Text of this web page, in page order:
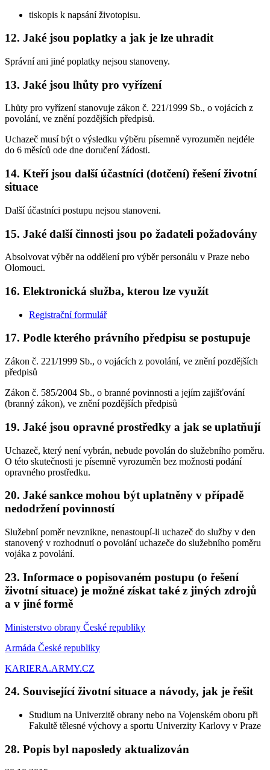
tiskopis k napsání životopisu.
12. Jaké jsou poplatky a jak je lze uhradit
Správní ani jiné poplatky nejsou stanoveny.
13. Jaké jsou lhůty pro vyřízení
Lhůty pro vyřízení stanovuje zákon č. 221/1999 Sb., o vojácích z
povolání, ve znění pozdějších předpisů.
Uchazeč musí být o výsledku výběru písemně vyrozuměn nejdéle
do 6 měsíců ode dne doručení žádosti.
14. Kteří jsou další účastníci (dotčení) řešení životní
situace
Další účastníci postupu nejsou stanoveni.
15. Jaké další činnosti jsou po žadateli požadovány
Absolvovat výběr na oddělení pro výběr personálu v Praze nebo
Olomouci.
16. Elektronická služba, kterou lze využít
Registrační formulář
17. Podle kterého právního předpisu se postupuje
Zákon č. 221/1999 Sb., o vojácích z povolání, ve znění pozdějších
předpisů
Zákon č. 585/2004 Sb., o branné povinnosti a jejím zajišťování
(branný zákon), ve znění pozdějších předpisů
19. Jaké jsou opravné prostředky a jak se uplatňují
Uchazeč, který není vybrán, nebude povolán do služebního poměru.
O této skutečnosti je písemně vyrozuměn bez možnosti podání
opravného prostředku.
20. Jaké sankce mohou být uplatněny v případě
nedodržení povinností
Služební poměr nevznikne, nenastoupí-li uchazeč do služby v den
stanovený v rozhodnutí o povolání uchazeče do služebního poměru
vojáka z povolání.
23. Informace o popisovaném postupu (o řešení
životní situace) je možné získat také z jiných zdrojů
a v jiné formě
Ministerstvo obrany České republiky
Armáda České republiky
KARIERA.ARMY.CZ
24. Související životní situace a návody, jak je řešit
Studium na Univerzitě obrany nebo na Vojenském oboru při
Fakultě tělesné výchovy a sportu Univerzity Karlovy v Praze
28. Popis byl naposledy aktualizován